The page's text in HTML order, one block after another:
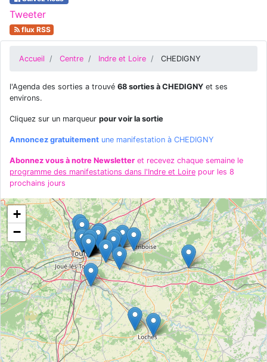
Tweeter
flux RSS
Accueil Centre Indre et Loire CHEDIGNY
l'Agenda des sorties a trouvé 68 sorties à CHEDIGNY et ses
environs.
Cliquez sur un marqueur pour voir la sortie
Annoncez gratuitement une manifestation à CHEDIGNY
Abonnez vous à notre Newsletter et recevez chaque semaine le
programme des manifestations dans l'Indre et Loire pour les 8
prochains jours
+
−